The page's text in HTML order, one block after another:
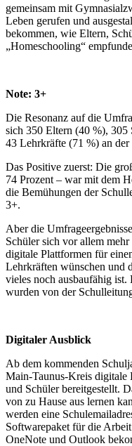
gemeinsam mit
Leben gerufen und
bekommen, wie Eltern,
„Homeschooling“
Note: 3+
Die Resonanz auf die
sich 350 Eltern (40 %), 305
43 Lehrkräfte (71 %) an
Das Positive zuerst: Die
74 Prozent – war mit dem
die Bemühungen der
3+.
Aber die
Schüler sich vor allem
digitale Plattformen für
Lehrkräften wünschen und
vieles noch ausbaufähig
wurden von der
Digitaler Ausblick
Ab dem kommenden
Main-Taunus-Kreis digitale
und Schüler bereitgestellt.
von zu Hause aus lernen
werden eine
Softwarepaket für die
OneNote und Outlook